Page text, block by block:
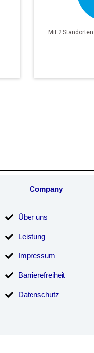
Mit 2
Company
Über uns
Leistung
Impressum
Barrierefreiheit
Datenschutz